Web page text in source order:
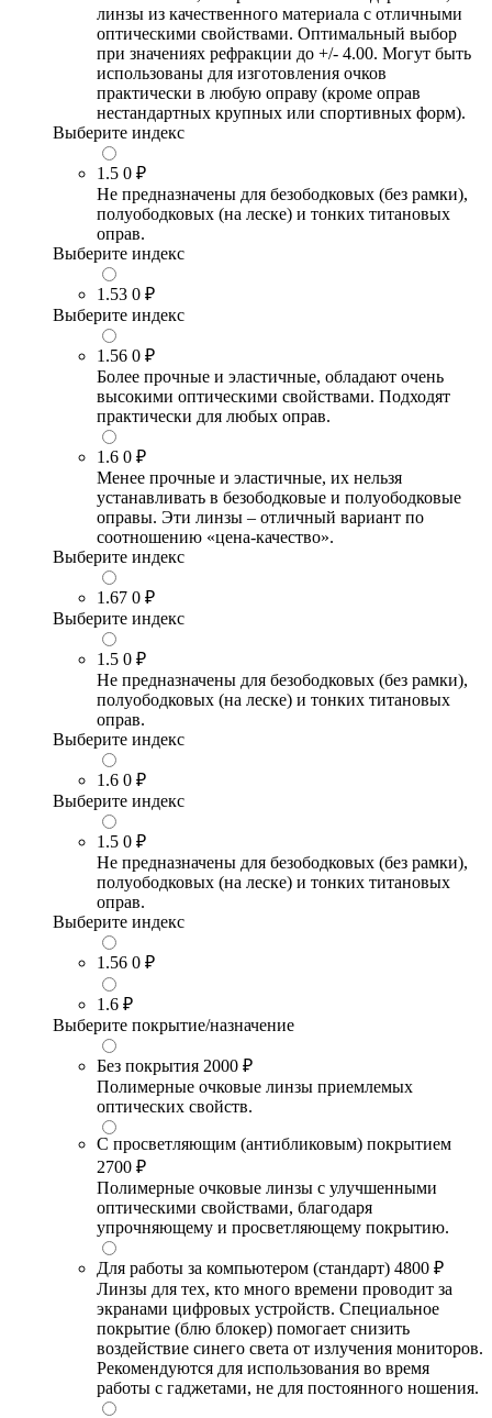
линзы из качественного материала с отличными
оптическими свойствами. Оптимальный выбор
при значениях рефракции до +/- 4.00. Могут быть
использованы для изготовления очков
практически в любую оправу (кроме оправ
нестандартных крупных или спортивных форм).
Выберите индекс
1.5 0 ₽
Не предназначены для безободковых (без рамки),
полуободковых (на леске) и тонких титановых
оправ.
Выберите индекс
1.53 0 ₽
Выберите индекс
1.56 0 ₽
Более прочные и эластичные, обладают очень
высокими оптическими свойствами. Подходят
практически для любых оправ.
1.6 0 ₽
Менее прочные и эластичные, их нельзя
устанавливать в безободковые и полуободковые
оправы. Эти линзы – отличный вариант по
соотношению «цена-качество».
Выберите индекс
1.67 0 ₽
Выберите индекс
1.5 0 ₽
Не предназначены для безободковых (без рамки),
полуободковых (на леске) и тонких титановых
оправ.
Выберите индекс
1.6 0 ₽
Выберите индекс
1.5 0 ₽
Не предназначены для безободковых (без рамки),
полуободковых (на леске) и тонких титановых
оправ.
Выберите индекс
1.56 0 ₽
1.6 ₽
Выберите покрытие/назначение
Без покрытия 2000 ₽
Полимерные очковые линзы приемлемых
оптических свойств.
С просветляющим (антибликовым) покрытием
2700 ₽
Полимерные очковые линзы с улучшенными
оптическими свойствами, благодаря
упрочняющему и просветляющему покрытию.
Для работы за компьютером (стандарт) 4800 ₽
Линзы для тех, кто много времени проводит за
экранами цифровых устройств. Специальное
покрытие (блю блокер) помогает снизить
воздействие синего света от излучения мониторов.
Рекомендуются для использования во время
работы с гаджетами, не для постоянного ношения.